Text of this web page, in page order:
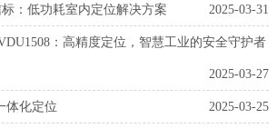
：低功耗室内定位解决方案 2025-03-31
：高精度定位，智慧工业的安全守护者
2025-03-27
体化定位 2025-03-25